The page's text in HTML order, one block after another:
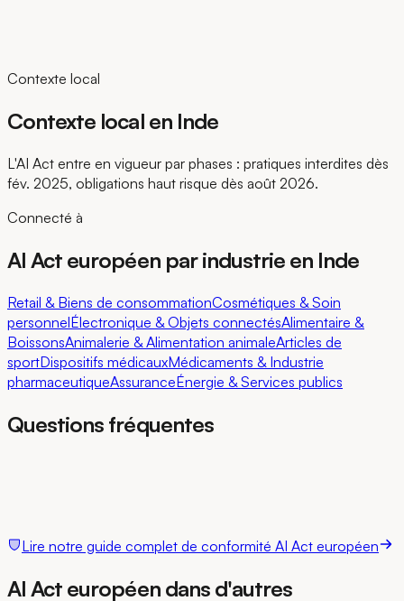
Contexte local
Contexte local en Inde
L'AI Act entre en vigueur par phases : pratiques interdites dès
fév. 2025, obligations haut risque dès août 2026.
Connecté à
AI Act européen par industrie en Inde
Retail & Biens de consommationCosmétiques & Soin
personnelÉlectronique & Objets connectésAlimentaire &
BoissonsAnimalerie & Alimentation animaleArticles de
sportDispositifs médicauxMédicaments & Industrie
pharmaceutiqueAssuranceÉnergie & Services publics
Questions fréquentes
Lire notre guide complet de conformité AI Act européen
AI Act européen dans d'autres